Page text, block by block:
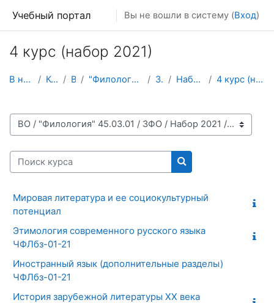
Учебный портал Вы не вошли в систему (Вход)
4 курс (набор 2021)
В начало Курсы ВО "Филология" 45.03.01 ЗФО Набор 2021 4 курс (набор 2021)
Категории курсов
Поиск курса
Поиск курса
Мировая литература и ее социокультурный
потенциал
Этимология современного русского языка
ЧФЛбз-01-21
Иностранный язык (дополнительные разделы)
ЧФЛбз-01-21
История зарубежной литературы ХХ века